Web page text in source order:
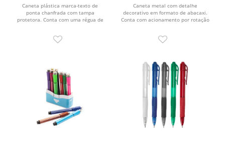
Caneta plástica marca-texto de
ponta chanfrada com tampa
protetora. Conta com uma régua de
Caneta metal com detalhe
decorativo em formato de abacaxi.
Conta com acionamento por rotação